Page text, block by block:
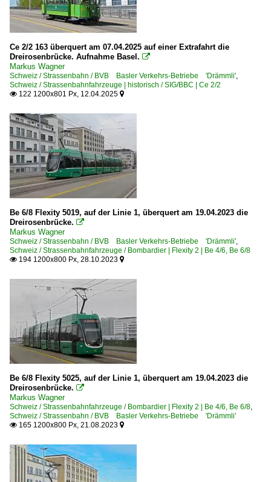
Ce 2/2 163 überquert am 07.04.2025 auf einer Extrafahrt die
Dreirosenbrücke. Aufnahme Basel. 
Markus Wagner
Schweiz / Strassenbahn / BVB Basler Verkehrs-Betriebe 'Drämmli',
Schweiz / Strassenbahnfahrzeuge | historisch / SIG/BBC | Ce 2/2
 122 1200x801 Px, 12.04.2025 
Be 6/8 Flexity 5019, auf der Linie 1, überquert am 19.04.2023 die
Dreirosenbrücke. 
Markus Wagner
Schweiz / Strassenbahn / BVB Basler Verkehrs-Betriebe 'Drämmli',
Schweiz / Strassenbahnfahrzeuge / Bombardier | Flexity 2 | Be 4/6, Be 6/8
 194 1200x800 Px, 28.10.2023 
Be 6/8 Flexity 5025, auf der Linie 1, überquert am 19.04.2023 die
Dreirosenbrücke. 
Markus Wagner
Schweiz / Strassenbahnfahrzeuge / Bombardier | Flexity 2 | Be 4/6, Be 6/8,
Schweiz / Strassenbahn / BVB Basler Verkehrs-Betriebe 'Drämmli'
 165 1200x800 Px, 21.08.2023 